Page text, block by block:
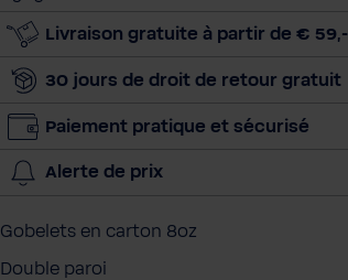
Livraison gratuite à partir de € 59,-
30 jours de droit de retour gratuit
Paiement pratique et sécurisé
Alerte de prix
Gobelets en carton 8oz
Double paroi